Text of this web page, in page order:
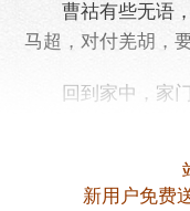
曹祜有些无语，
马超，对付羌胡，
回到家中，家门
曹祜直接让人关
新用户免费